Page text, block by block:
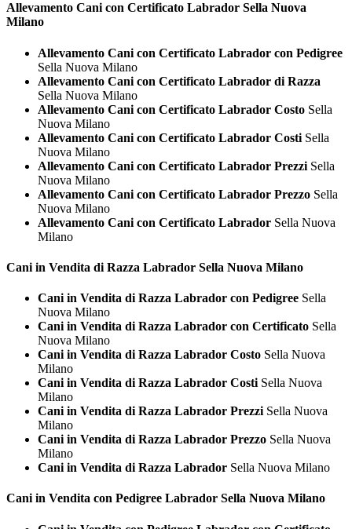
Allevamento Cani con Certificato Labrador Sella Nuova
Milano
Allevamento Cani con Certificato Labrador con Pedigree
Sella Nuova Milano
Allevamento Cani con Certificato Labrador di Razza
Sella Nuova Milano
Allevamento Cani con Certificato Labrador Costo Sella
Nuova Milano
Allevamento Cani con Certificato Labrador Costi Sella
Nuova Milano
Allevamento Cani con Certificato Labrador Prezzi Sella
Nuova Milano
Allevamento Cani con Certificato Labrador Prezzo Sella
Nuova Milano
Allevamento Cani con Certificato Labrador Sella Nuova
Milano
Cani in Vendita di Razza Labrador Sella Nuova Milano
Cani in Vendita di Razza Labrador con Pedigree Sella
Nuova Milano
Cani in Vendita di Razza Labrador con Certificato Sella
Nuova Milano
Cani in Vendita di Razza Labrador Costo Sella Nuova
Milano
Cani in Vendita di Razza Labrador Costi Sella Nuova
Milano
Cani in Vendita di Razza Labrador Prezzi Sella Nuova
Milano
Cani in Vendita di Razza Labrador Prezzo Sella Nuova
Milano
Cani in Vendita di Razza Labrador Sella Nuova Milano
Cani in Vendita con Pedigree Labrador Sella Nuova Milano